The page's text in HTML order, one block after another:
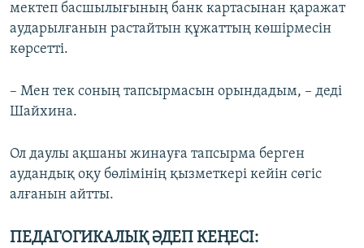
мектеп басшылығының банк картасынан қаражат
аударылғанын растайтын құжаттың көшірмесін
көрсетті.
– Мен тек соның тапсырмасын орындадым, – деді
Шайхина.
Ол даулы ақшаны жинауға тапсырма берген
аудандық оқу бөлімінің қызметкері кейін сөгіс
алғанын айтты.
ПЕДАГОГИКАЛЫҚ ӘДЕП КЕҢЕСІ: